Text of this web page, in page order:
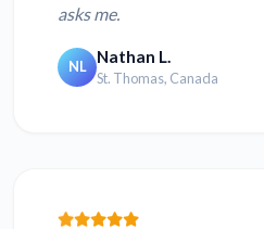
asks me.
NL Nathan L.
St. Thomas, Canada